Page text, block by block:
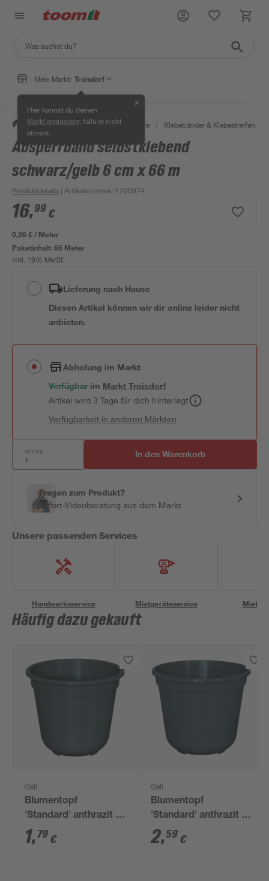
Mein Markt: Troisdorf
Hier kannst du deinen
Markt anpassen , falls er nicht
stimmt.
✕
/ Bauen & Renovieren / Klebstoffe / Klebebänder & Klebestreifen
Absperrband selbstklebend
schwarz/gelb 6 cm x 66 m
Produktdetails | Artikelnummer: 1700974
16,99 €
0,26 € / Meter
Paketinhalt:66 Meter
inkl. 19% MwSt.
Lieferung nach Hause
Diesen Artikel können wir dir online leider nicht
anbieten.
Abholung im Markt
Verfügbar im MarktTroisdorf
Artikel wird 3 Tage für dich hinterlegt
Verfügbarkeit in anderen Märkten
Anzahl: In den Warenkorb
Fragen zum Produkt?
Sofort-Videoberatung aus dem Markt
Unsere passenden Services
Handwerksservice Mietgeräteservice
Häufig dazu gekauft
Geli
Blumentopf
'Standard' anthrazit Ø
14 cm
1,79 €
Geli
Blumentopf
'Standard' anthrazit Ø
18 cm
2,59 €